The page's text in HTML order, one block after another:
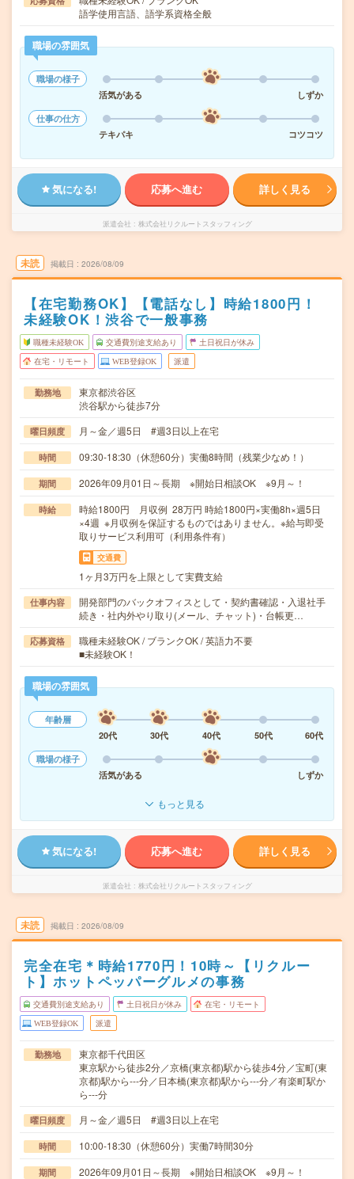
語学使用言語、語学系資格全般
職場の雰囲気
職場の様子
活気がある
しずか
仕事の仕方
テキパキ
コツコツ
気になる! 応募へ進む 詳しく見る
派遣会社 株式会社リクルートスタッフィング
未読 掲載日 2026/08/09
【在宅勤務OK】【電話なし】時給1800円！
未経験OK！渋谷で一般事務
職種未経験OK 交通費別途支給あり 土日祝日が休み
在宅・リモート WEB登録OK 派遣
勤務地
東京都渋谷区
渋谷駅から徒歩7分
曜日頻度 月～金／週5日 #週3日以上在宅
時間 09:30-18:30（休憩60分）実働8時間（残業少なめ！）
期間 2026年09月01日～長期 ※開始日相談OK ※9月～！
時給
時給1800円 月収例 28万円 時給1800円×実働8h×週5日
×4週 ※月収例を保証するものではありません。※給与即受
取りサービス利用可（利用条件有）
交通費
1ヶ月3万円を上限として実費支給
仕事内容
開発部門のバックオフィスとして・契約書確認・入退社手
続き・社内外やり取り(メール、チャット)・台帳更…
応募資格
職種未経験OK / ブランクOK / 英語力不要
■未経験OK！
職場の雰囲気
年齢層
20代
30代 40代 50代
60代
職場の様子
活気がある
しずか
もっと見る
気になる! 応募へ進む 詳しく見る
派遣会社 株式会社リクルートスタッフィング
未読 掲載日 2026/08/09
完全在宅＊時給1770円！10時～【リクルー
ト】ホットペッパーグルメの事務
交通費別途支給あり 土日祝日が休み 在宅・リモート
WEB登録OK 派遣
勤務地
東京都千代田区
東京駅から徒歩2分／京橋(東京都)駅から徒歩4分／宝町(東
京都)駅から---分／日本橋(東京都)駅から---分／有楽町駅か
ら---分
曜日頻度 月～金／週5日 #週3日以上在宅
時間 10:00-18:30（休憩60分）実働7時間30分
期間 2026年09月01日～長期 ※開始日相談OK ※9月～！